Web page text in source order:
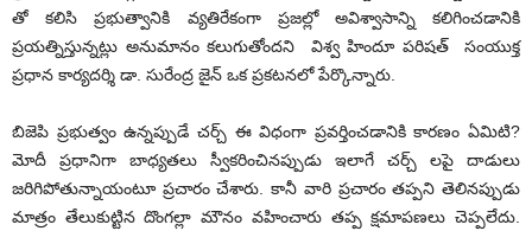
తో కలిసి ప్రభుత్వానికి వ్యతిరేకంగా ప్రజల్లో అవిశ్వాసాన్ని కలిగించడానికి
ప్రయత్నిస్తున్నట్లు అనుమానం కలుగుతోందని విశ్వ హిందూ పరిషత్ సంయుక్త
ప్రధాన కార్యదర్శి డా. సురేంద్ర జైన్ ఒక ప్రకటనలో పేర్కొన్నారు.
బిజెపి ప్రభుత్వం ఉన్నప్పుడే చర్చ్ ఈ విధంగా ప్రవర్తించడానికి కారణం ఏమిటి?
మోదీ ప్రధానిగా బాధ్యతలు స్వీకరించినప్పుడు ఇలాగే చర్చ్ లపై దాడులు
జరిగిపోతున్నాయంటూ ప్రచారం చేశారు. కానీ వారి ప్రచారం తప్పని తెలినప్పుడు
మాత్రం తేలుకుట్టిన దొంగల్లా మౌనం వహించారు తప్ప క్షమాపణలు చెప్పలేదు.